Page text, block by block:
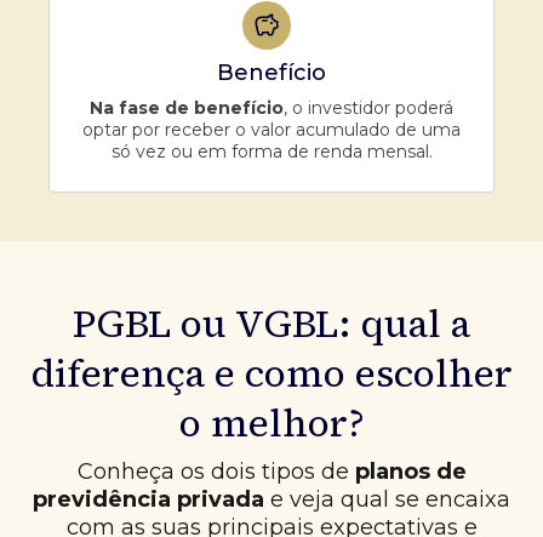
Benefício
Na fase de benefício, o investidor poderá
optar por receber o valor acumulado de uma
só vez ou em forma de renda mensal.
PGBL ou VGBL: qual a
diferença e como escolher
o melhor?
Conheça os dois tipos de planos de
previdência privada e veja qual se encaixa
com as suas principais expectativas e